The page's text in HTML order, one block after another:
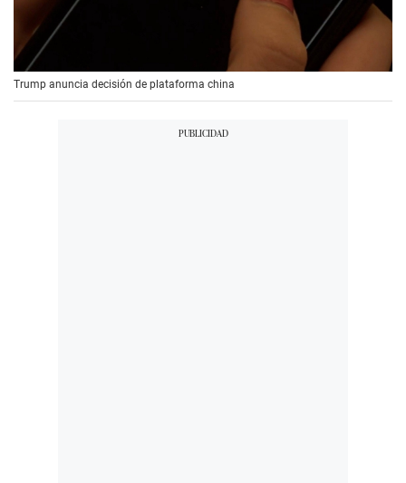
Trump anuncia decisión de plataforma china